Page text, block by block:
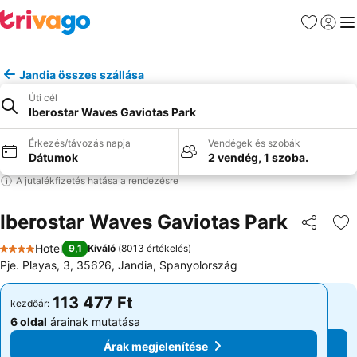
Kedvencek
Jandia összes szállása
Úti cél
Iberostar Waves Gaviotas Park
Érkezés/távozás napja
Dátumok
Vendégek és szobák
2 vendég, 1 szoba.
A jutalékfizetés hatása a rendezésre
Iberostar Waves Gaviotas Park
4 Kategória
Hotel 9,1 Kiváló (8013 értékelés)
Pje. Playas, 3, 35626, Jandia, Spanyolország
kezdőár: 113 477 Ft
6 oldal árainak mutatása
Árak megjelenítése
kezdőár: 113 477 Ft
6 oldal árainak mutatása
Árak megjelenítése